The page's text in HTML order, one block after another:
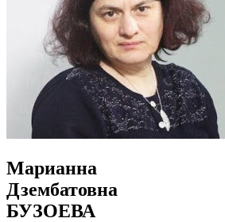
Марианна
Дзембатовна
БУЗОЕВА